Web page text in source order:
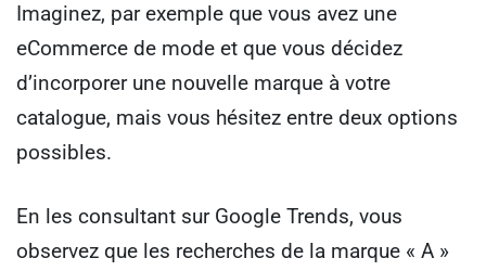
Imaginez, par exemple que vous avez une
eCommerce de mode et que vous décidez
d’incorporer une nouvelle marque à votre
catalogue, mais vous hésitez entre deux options
possibles.
En les consultant sur Google Trends, vous
observez que les recherches de la marque « A »